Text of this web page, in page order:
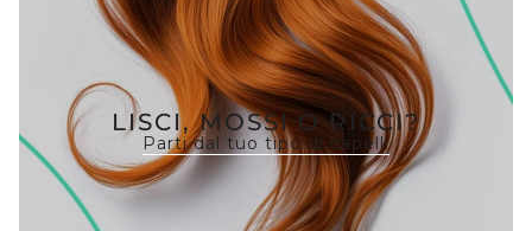
LISCI, MOSSI O RICCI?
Parti dal tuo tipo di capelli